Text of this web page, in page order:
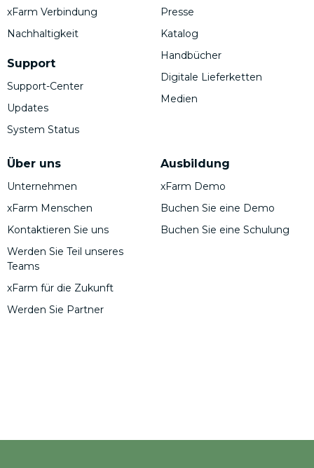
xFarm Verbindung
Nachhaltigkeit
Support
Support-Center
Updates
System Status
Über uns
Unternehmen
xFarm Menschen
Kontaktieren Sie uns
Werden Sie Teil unseres
Teams
xFarm für die Zukunft
Werden Sie Partner
Presse
Katalog
Handbücher
Digitale Lieferketten
Medien
Ausbildung
xFarm Demo
Buchen Sie eine Demo
Buchen Sie eine Schulung